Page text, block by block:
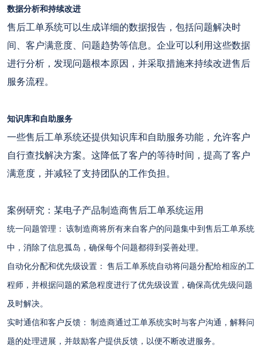
数据分析和持续改进
售后工单系统可以生成详细的数据报告，包括问题解决时
间、客户满意度、问题趋势等信息。企业可以利用这些数据
进行分析，发现问题根本原因，并采取措施来持续改进售后
服务流程。
知识库和自助服务
一些售后工单系统还提供知识库和自助服务功能，允许客户
自行查找解决方案。这降低了客户的等待时间，提高了客户
满意度，并减轻了支持团队的工作负担。
案例研究：某电子产品制造商售后工单系统运用
统一问题管理： 该制造商将所有来自客户的问题集中到售后工单系统
中，消除了信息孤岛，确保每个问题都得到妥善处理。
自动化分配和优先级设置： 售后工单系统自动将问题分配给相应的工
程师，并根据问题的紧急程度进行了优先级设置，确保高优先级问题
及时解决。
实时通信和客户反馈： 制造商通过工单系统实时与客户沟通，解释问
题的处理进展，并鼓励客户提供反馈，以便不断改进服务。